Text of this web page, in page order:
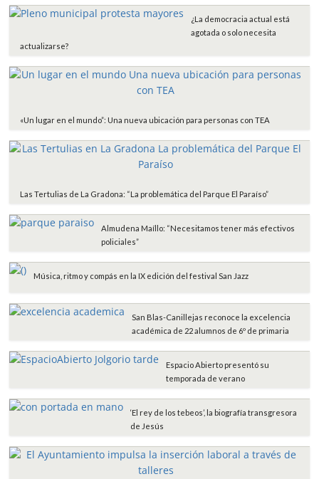
o
r
p
p
t
¿La democracia actual está
agotada o solo necesita
actualizarse?
«Un lugar en el mundo”: Una nueva ubicación para personas con TEA
Las Tertulias de La Gradona: “La problemática del Parque El Paraíso”
Almudena Maíllo: “Necesitamos tener más efectivos
policiales”
Música, ritmo y compás en la IX edición del festival San Jazz
San Blas-Canillejas reconoce la excelencia
académica de 22 alumnos de 6º de primaria
Espacio Abierto presentó su
temporada de verano
‘El rey de los tebeos’, la biografía transgresora
de Jesús